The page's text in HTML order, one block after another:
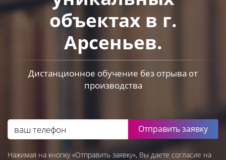
объектах в г.
Арсеньев.
Дистанционное обучение без отрыва от
производства
Отправить заявку
Нажимая на кнопку «Отправить заявку», Вы даете согласие на